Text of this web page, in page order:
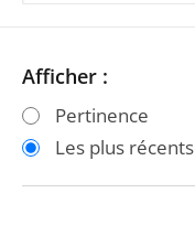
Passer
les
filtres
Passer
les
filtres
Afficher :
Pertinence
Les plus récents